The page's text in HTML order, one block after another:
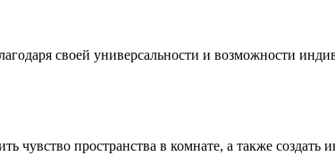
своей универсальности и возможности
чувство пространства в комнате, а также